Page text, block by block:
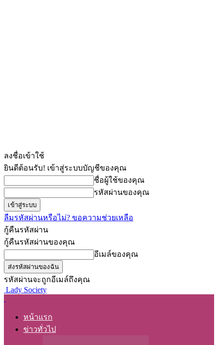
ลงชื่อเข้าใช้
ยินดีต้อนรับ! เข้าสู่ระบบบัญชีของคุณ
ชื่อผู้ใช้ของคุณ
รหัสผ่านของคุณ
ลืมรหัสผ่านหรือไม่? ขอความช่วยเหลือ
กู้คืนรหัสผ่าน
กู้คืนรหัสผ่านของคุณ
อีเมล์ของคุณ
รหัสผ่านจะถูกอีเมล์ถึงคุณ
Lady Society
หน้าแรก
ข่าวทั่วไป